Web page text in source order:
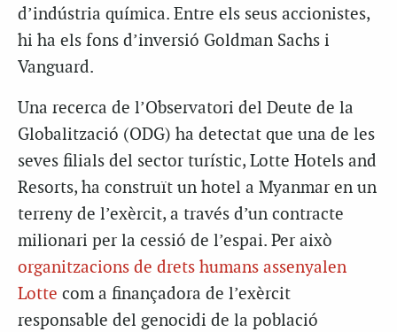
d’indústria química. Entre els seus accionistes,
hi ha els fons d’inversió Goldman Sachs i
Vanguard.
Una recerca de l’Observatori del Deute de la
Globalització (ODG) ha detectat que una de les
seves filials del sector turístic, Lotte Hotels and
Resorts, ha construït un hotel a Myanmar en un
terreny de l’exèrcit, a través d’un contracte
milionari per la cessió de l’espai. Per això
organitzacions de drets humans assenyalen
Lotte com a finançadora de l’exèrcit
responsable del genocidi de la població